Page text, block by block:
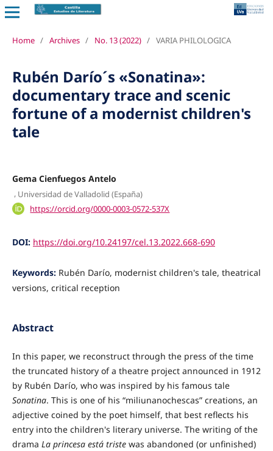
Home / Archives / No. 13 (2022) / VARIA PHILOLOGICA
Rubén Darío´s «Sonatina»:
documentary trace and scenic
fortune of a modernist children's
tale
Gema Cienfuegos Antelo
, Universidad de Valladolid (España)
https://orcid.org/0000-0003-0572-537X
DOI: https://doi.org/10.24197/cel.13.2022.668-690
Keywords: Rubén Darío, modernist children's tale, theatrical
versions, critical reception
Abstract
In this paper, we reconstruct through the press of the time
the truncated history of a theatre project announced in 1912
by Rubén Darío, who was inspired by his famous tale
Sonatina. This is one of his “miliunanochescas” creations, an
adjective coined by the poet himself, that best reflects his
entry into the children's literary universe. The writing of the
drama La princesa está tristewas abandoned (or unfinished)